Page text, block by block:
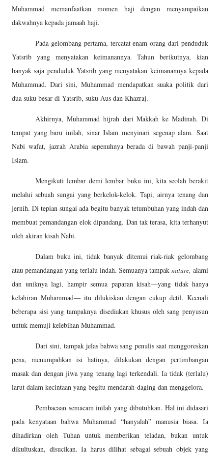
Muhammad memanfaatkan momen haji dengan menyampaikan
dakwahnya kepada jamaah haji.
Pada gelombang pertama, tercatat enam orang dari penduduk
Yatsrib yang menyatakan keimanannya. Tahun berikutnya, kian
banyak saja penduduk Yatsrib yang menyatakan keimanannya kepada
Muhammad. Dari sini, Muhammad mendapatkan suaka politik dari
dua suku besar di Yatsrib, suku Aus dan Khazraj.
Akhirnya, Muhammad hijrah dari Makkah ke Madinah. Di
tempat yang baru inilah, sinar Islam menyinari segenap alam. Saat
Nabi wafat, jazrah Arabia sepenuhnya berada di bawah panji-panji
Islam.
Mengikuti lembar demi lembar buku ini, kita seolah berakit
melalui sebuah sungai yang berkelok-kelok. Tapi, airnya tenang dan
jernih. Di tepian sungai ada begitu banyak tetumbuhan yang indah dan
membuat pemandangan elok dipandang. Dan tak terasa, kita terhanyut
oleh akiran kisah Nabi.
Dalam buku ini, tidak banyak ditemui riak-riak gelombang
atau pemandangan yang terlalu indah. Semuanya tampak nature, alami
dan uniknya lagi, hampir semua paparan kisah—yang tidak hanya
kelahiran Muhammad— itu dilukiskan dengan cukup detil. Kecuali
beberapa sisi yang tampaknya disediakan khusus oleh sang penyusun
untuk memuji kelebihan Muhammad.
Dari sini, tampak jelas bahwa sang penulis saat menggoreskan
pena, menumpahkan isi hatinya, dilakukan dengan pertimbangan
masak dan dengan jiwa yang tenang lagi terkendali. Ia tidak (terlalu)
larut dalam kecintaan yang begitu mendarah-daging dan menggelora.
Pembacaan semacam inilah yang dibutuhkan. Hal ini didasari
pada kenyataan bahwa Muhammad “hanyalah” manusia biasa. Ia
dihadirkan oleh Tuhan untuk memberikan teladan, bukan untuk
dikultuskan, disucikan. Ia harus dilihat sebagai sebuah objek yang